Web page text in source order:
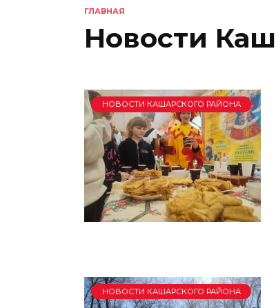
ГЛАВНАЯ
Новости
НОВОСТИ КАШАРСКОГО РАЙОНА
НОВОСТИ КАШАРСКОГО РАЙОНА